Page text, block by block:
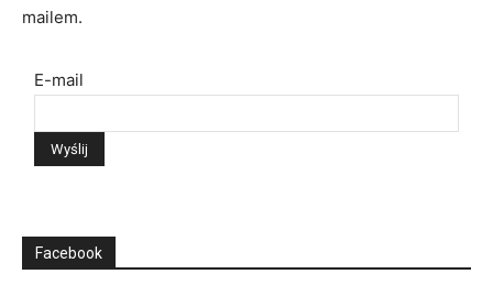
mailem.
E-mail
Facebook